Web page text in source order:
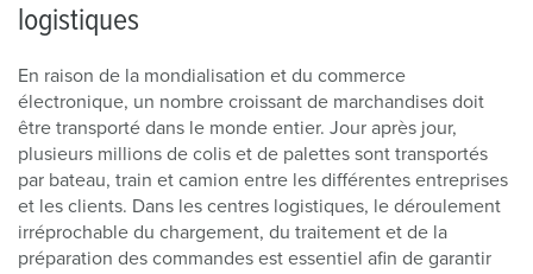
logistiques
En raison de la mondialisation et du commerce
électronique, un nombre croissant de marchandises doit
être transporté dans le monde entier. Jour après jour,
plusieurs millions de colis et de palettes sont transportés
par bateau, train et camion entre les différentes entreprises
et les clients. Dans les centres logistiques, le déroulement
irréprochable du chargement, du traitement et de la
préparation des commandes est essentiel afin de garantir